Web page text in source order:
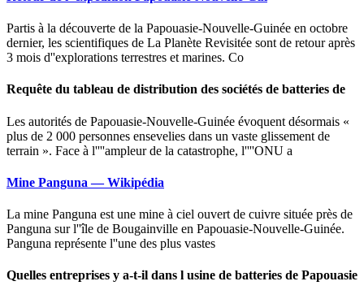
Partis à la découverte de la Papouasie-Nouvelle-Guinée en octobre
dernier, les scientifiques de La Planète Revisitée sont de retour après
3 mois d''explorations terrestres et marines. Co
Requête du tableau de distribution des sociétés de batteries de
Les autorités de Papouasie-Nouvelle-Guinée évoquent désormais «
plus de 2 000 personnes ensevelies dans un vaste glissement de
terrain ». Face à l''''ampleur de la catastrophe, l''''ONU a
Mine Panguna — Wikipédia
La mine Panguna est une mine à ciel ouvert de cuivre située près de
Panguna sur l''île de Bougainville en Papouasie-Nouvelle-Guinée.
Panguna représente l''une des plus vastes
Quelles entreprises y a-t-il dans l usine de batteries de Papouasie